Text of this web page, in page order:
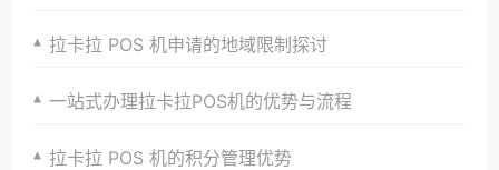
拉卡拉 POS 机申请的地域限制探讨
一站式办理拉卡拉POS机的优势与流程
拉卡拉 POS 机的积分管理优势